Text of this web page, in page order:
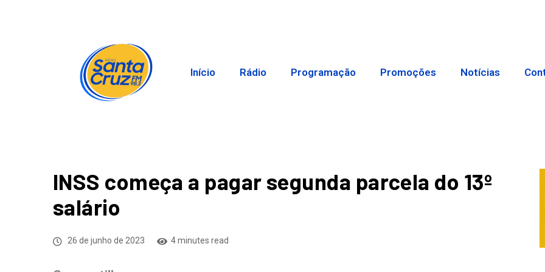
Início Rádio Programação Promoções Notícias
INSS começa a pagar segunda parcela do 13º
salário
26 de junho de 2023 4 minutes read